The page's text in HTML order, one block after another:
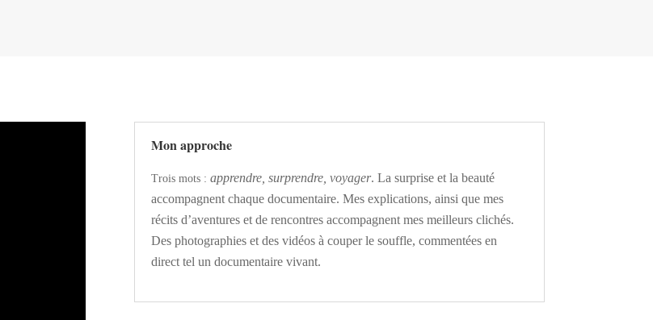
Mon approche
Trois mots : apprendre, surprendre, voyager. La surprise et la beauté
accompagnent chaque documentaire. Mes explications, ainsi que mes
récits d’aventures et de rencontres accompagnent mes meilleurs clichés.
Des photographies et des vidéos à couper le souffle, commentées en
direct tel un documentaire vivant.